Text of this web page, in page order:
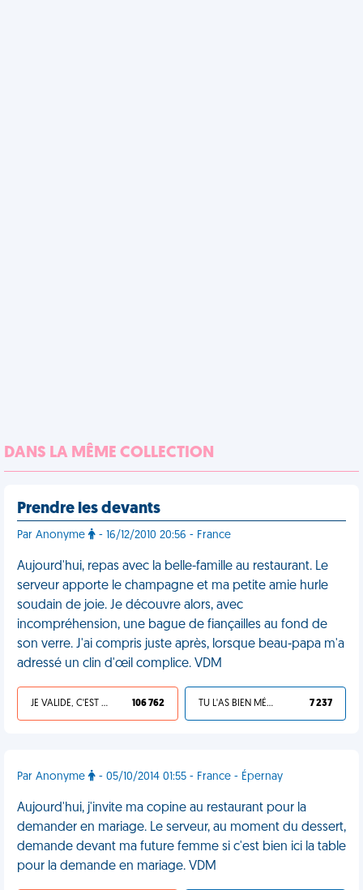
DANS LA MÊME COLLECTION
Prendre les devants
Par Anonyme - 16/12/2010 20:56 - France
Aujourd'hui, repas avec la belle-famille au restaurant. Le
serveur apporte le champagne et ma petite amie hurle
soudain de joie. Je découvre alors, avec
incompréhension, une bague de fiançailles au fond de
son verre. J'ai compris juste après, lorsque beau-papa m'a
adressé un clin d'œil complice. VDM
JE VALIDE, C'EST UNE VDM 106 762 TU L'AS BIEN MÉRITÉ 7 237
Par Anonyme - 05/10/2014 01:55 - France - Épernay
Aujourd'hui, j'invite ma copine au restaurant pour la
demander en mariage. Le serveur, au moment du dessert,
demande devant ma future femme si c'est bien ici la table
pour la demande en mariage. VDM